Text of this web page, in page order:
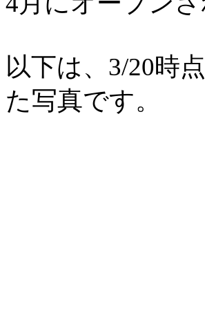
以下は、3/20時
た写真です。